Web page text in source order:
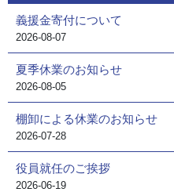
義援金寄付について
2026-08-07
夏季休業のお知らせ
2026-08-05
棚卸による休業のお知らせ
2026-07-28
役員就任のご挨拶
2026-06-19